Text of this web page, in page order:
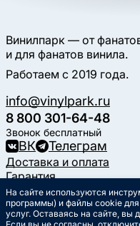
Винилпарк — от
и для фанатов винила.
Работаем с 2019 года.
info@vinylpark.ru
8 800 301-64-48
Звонок бесплатный
ВК Телеграм
Доставка и оплата
Гарантия
Контакты
Статьи
Музыкальный
На сайте используются
программы) и файлы cookie
услуг. Оставаясь на сайте, вы